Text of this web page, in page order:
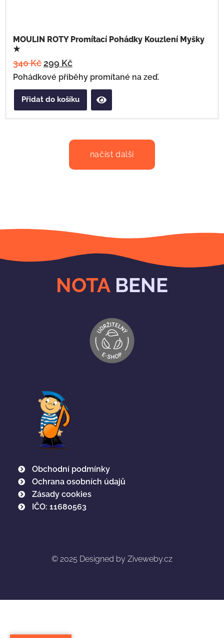
MOULIN ROTY Promítací Pohádky Kouzlení Myšky
★
340Kč 299 Kč
Pohádkové příběhy promítané na zeď.
Přidat do košíku
načíst další
NOTA BENE
Obchodní podmínky
Ochrana osobních údajů
Zásady cookies
IČO: 11680563
© 2025 Designed by Ziveweby.cz